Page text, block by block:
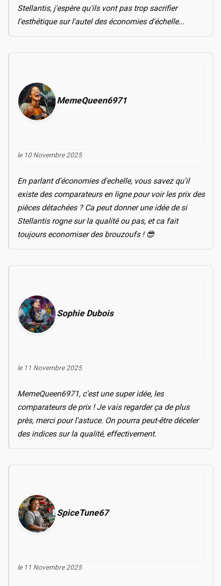
Stellantis, j'espère qu'ils vont pas trop sacrifier
l'esthétique sur l'autel des économies d'échelle...
MemeQueen6971
le 10 Novembre 2025
En parlant d'économies d'echelle, vous savez qu'il
existe des comparateurs en ligne pour voir les prix des
pièces détachées ? Ca peut donner une idée de si
Stellantis rogne sur la qualité ou pas, et ca fait
toujours economiser des brouzoufs ! 😎
Sophie Dubois
le 11 Novembre 2025
MemeQueen6971, c'est une super idée, les
comparateurs de prix ! Je vais regarder ça de plus
près, merci pour l'astuce. On pourra peut-être déceler
des indices sur la qualité, effectivement.
SpiceTune67
le 11 Novembre 2025